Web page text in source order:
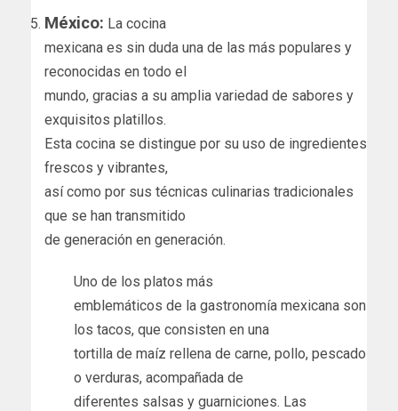
México: La cocina
mexicana es sin duda una de las más populares y
reconocidas en todo el
mundo, gracias a su amplia variedad de sabores y
exquisitos platillos.
Esta cocina se distingue por su uso de ingredientes
frescos y vibrantes,
así como por sus técnicas culinarias tradicionales
que se han transmitido
de generación en generación.
Uno de los platos más
emblemáticos de la gastronomía mexicana son
los tacos, que consisten en una
tortilla de maíz rellena de carne, pollo, pescado
o verduras, acompañada de
diferentes salsas y guarniciones. Las